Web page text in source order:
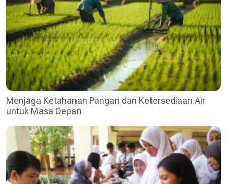
Menjaga Ketahanan Pangan dan Ketersediaan Air
untuk Masa Depan